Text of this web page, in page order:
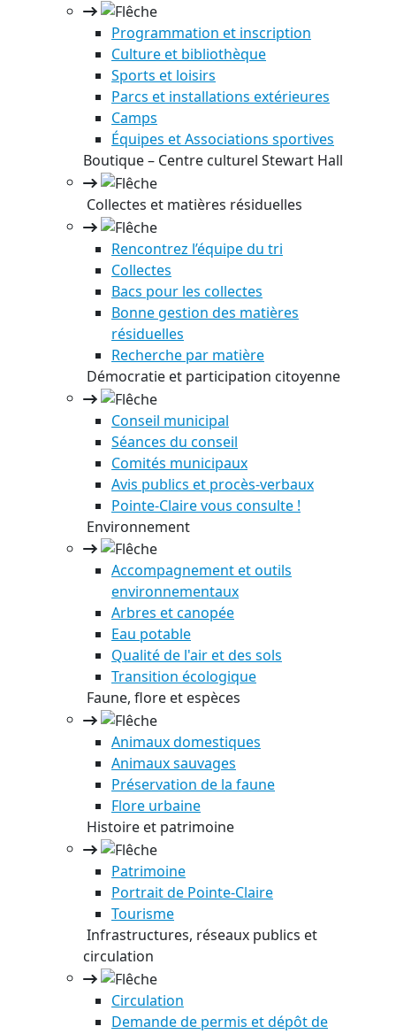
Programmation et inscription
Culture et bibliothèque
Sports et loisirs
Parcs et installations extérieures
Camps
Équipes et Associations sportives
Boutique – Centre culturel Stewart Hall
Collectes et matières résiduelles
Rencontrez l’équipe du tri
Collectes
Bacs pour les collectes
Bonne gestion des matières
résiduelles
Recherche par matière
Démocratie et participation citoyenne
Conseil municipal
Séances du conseil
Comités municipaux
Avis publics et procès-verbaux
Pointe-Claire vous consulte !
Environnement
Accompagnement et outils
environnementaux
Arbres et canopée
Eau potable
Qualité de l'air et des sols
Transition écologique
Faune, flore et espèces
Animaux domestiques
Animaux sauvages
Préservation de la faune
Flore urbaine
Histoire et patrimoine
Patrimoine
Portrait de Pointe-Claire
Tourisme
Infrastructures, réseaux publics et
circulation
Circulation
Demande de permis et dépôt de